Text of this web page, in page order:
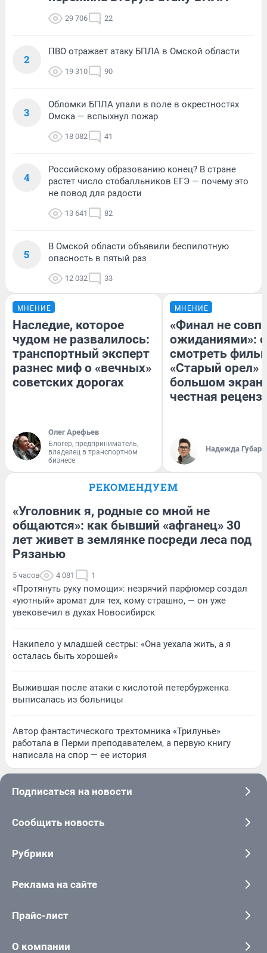
29 706 22
2
ПВО отражает атаку БПЛА в Омской области
19 310 90
3
Обломки БПЛА упали в поле в окрестностях
Омска — вспыхнул пожар
18 082 41
4
Российскому образованию конец? В стране
растет число стобалльников ЕГЭ — почему это
не повод для радости
13 641 82
5
В Омской области объявили беспилотную
опасность в пятый раз
12 032 33
МНЕНИЕ
Наследие, которое
чудом не развалилось:
транспортный эксперт
разнес миф о «вечных»
советских дорогах
Олег Арефьев
Блогер, предприниматель,
владелец в транспортном
бизнесе
МНЕНИЕ
«Финал не
ожиданиями»:
смотреть
«Старый орел»
большом
честная
Надежда Губарь
РЕКОМЕНДУЕМ
«Уголовник я, родные со мной не
общаются»: как бывший «афганец» 30
лет живет в землянке посреди леса под
Рязанью
5 часов 4 081 1
«Протянуть руку помощи»: незрячий парфюмер создал
«уютный» аромат для тех, кому страшно, — он уже
увековечил в духах Новосибирск
Накипело у младшей сестры: «Она уехала жить, а я
осталась быть хорошей»
Выжившая после атаки с кислотой петербурженка
выписалась из больницы
Автор фантастического трехтомника «Трилунье»
работала в Перми преподавателем, а первую книгу
написала на спор — ее история
Подписаться на новости
Сообщить новость
Рубрики
Реклама на сайте
Прайс-лист
О компании